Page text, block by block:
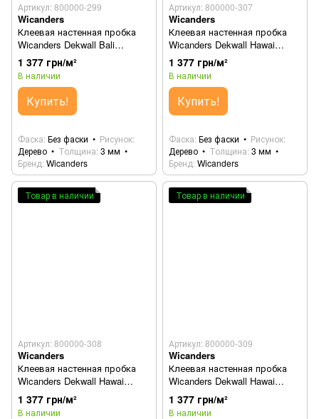
Артикул: 800000-299
Wicanders
Клеевая настенная пробка
Wicanders Dekwall Bali
RY48001
1 377 грн/м²
В наличии
Купить!
Фаска Без фаски
Рисунок
Дерево
Толщина 3 мм
Бренд Wicanders
Артикул: 800000-307
Wicanders
Клеевая настенная пробка
Wicanders Dekwall Hawai
Brown RY75001
1 377 грн/м²
В наличии
Купить!
Фаска Без фаски
Рисунок
Дерево
Толщина 3 мм
Бренд Wicanders
Товар в наличии
Артикул: 800000-308
Wicanders
Клеевая настенная пробка
Wicanders Dekwall Hawai
Exclusive RY77001
1 377 грн/м²
В наличии
Товар в наличии
Артикул: 800000-309
Wicanders
Клеевая настенная пробка
Wicanders Dekwall Hawai
Green RY76001
1 377 грн/м²
В наличии